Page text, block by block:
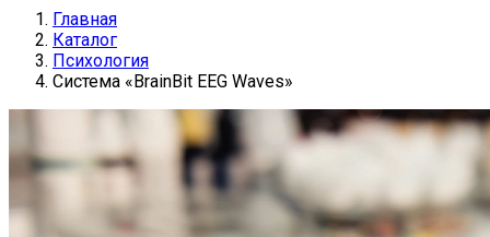
Главная
Каталог
Психология
Система «BrainBit EEG Waves»